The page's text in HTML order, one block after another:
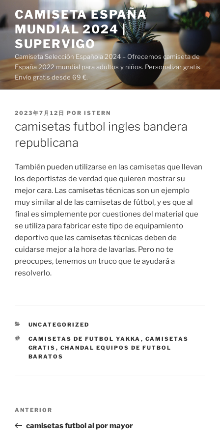
al
contenido
CAMISETA ESPAÑA
MUNDIAL 2024 |
SUPERVIGO
Camiseta Selección Española 2024 – Ofrecemos camiseta de
España 2022 mundial para adultos y niños. Personalizar gratis.
Envío gratis desde 69 €.
PUBLICADO
2023年7月12日 POR ISTERN
camisetas futbol ingles bandera
republicana
También pueden utilizarse en las camisetas que llevan
los deportistas de verdad que quieren mostrar su
mejor cara. Las camisetas técnicas son un ejemplo
muy similar al de las camisetas de fútbol, y es que al
final es simplemente por cuestiones del material que
se utiliza para fabricar este tipo de equipamiento
deportivo que las camisetas técnicas deben de
cuidarse mejor a la hora de lavarlas. Pero no te
preocupes, tenemos un truco que te ayudará a
resolverlo.
CATEGORÍAS
UNCATEGORIZED
ETIQUETAS
CAMISETAS DE FUTBOL YAKKA , CAMISETAS
GRATIS , CHANDAL EQUIPOS DE FUTBOL
BARATOS
entradas
Entrada
anterior:
ANTERIOR
camisetas futbol al por mayor